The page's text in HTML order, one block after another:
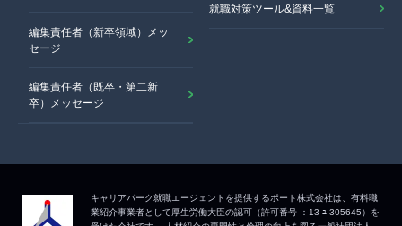
編集責任者（新卒領域）メッ
セージ
編集責任者（既卒・第二新
卒）メッセージ
就職対策ツール&資料一覧